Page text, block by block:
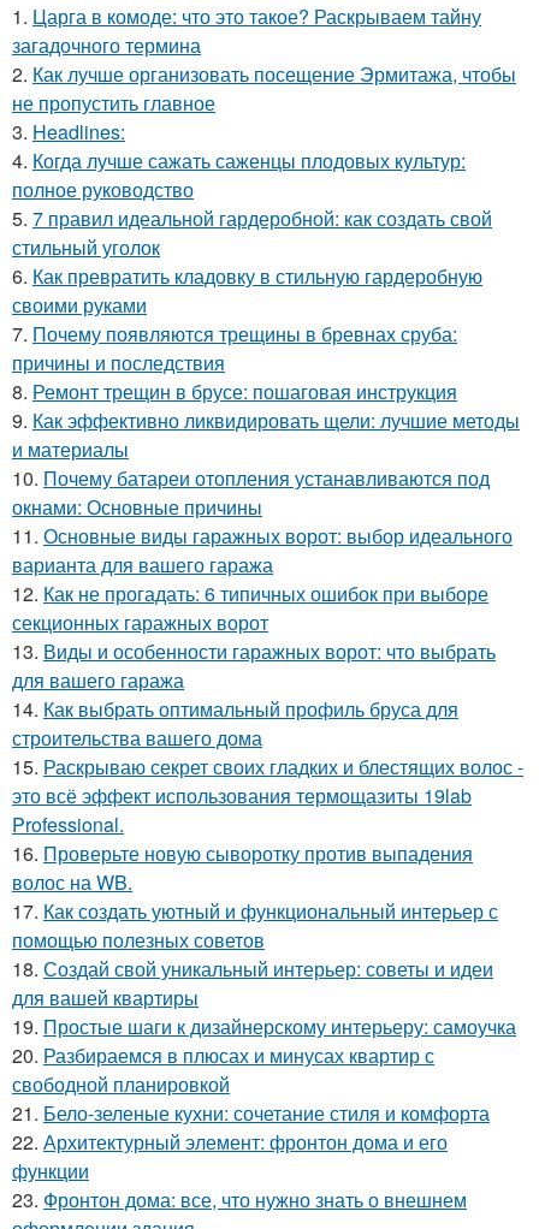
1. Царга в комоде: что это такое? Раскрываем тайну
загадочного термина
2. Как лучше организовать посещение Эрмитажа, чтобы
не пропустить главное
3. Headlines:
4. Когда лучше сажать саженцы плодовых культур:
полное руководство
5. 7 правил идеальной гардеробной: как создать свой
стильный уголок
6. Как превратить кладовку в стильную гардеробную
своими руками
7. Почему появляются трещины в бревнах сруба:
причины и последствия
8. Ремонт трещин в брусе: пошаговая инструкция
9. Как эффективно ликвидировать щели: лучшие методы
и материалы
10. Почему батареи отопления устанавливаются под
окнами: Основные причины
11. Основные виды гаражных ворот: выбор идеального
варианта для вашего гаража
12. Как не прогадать: 6 типичных ошибок при выборе
секционных гаражных ворот
13. Виды и особенности гаражных ворот: что выбрать
для вашего гаража
14. Как выбрать оптимальный профиль бруса для
строительства вашего дома
15. Раскрываю секрет своих гладких и блестящих волос -
это всё эффект использования термощазиты 19lab
Professional.
16. Проверьте новую сыворотку против выпадения
волос на WB.
17. Как создать уютный и функциональный интерьер с
помощью полезных советов
18. Создай свой уникальный интерьер: советы и идеи
для вашей квартиры
19. Простые шаги к дизайнерскому интерьеру: самоучка
20. Разбираемся в плюсах и минусах квартир с
свободной планировкой
21. Бело-зеленые кухни: сочетание стиля и комфорта
22. Архитектурный элемент: фронтон дома и его
функции
23. Фронтон дома: все, что нужно знать о внешнем